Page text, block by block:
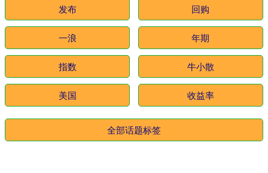
发布 回购
一浪 年期
指数 牛小散
美国 收益率
全部话题标签